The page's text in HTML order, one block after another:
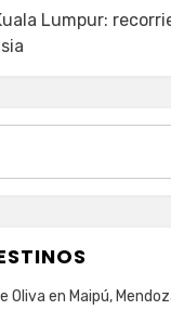
Lumpur:
Oliva en Maipú,